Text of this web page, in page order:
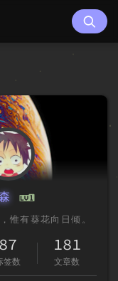
87
签数
181
文章数